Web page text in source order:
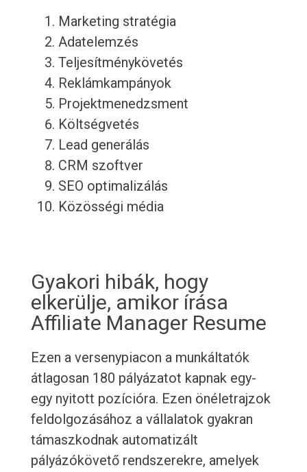
Marketing stratégia
Adatelemzés
Teljesítménykövetés
Reklámkampányok
Projektmenedzsment
Költségvetés
Lead generálás
CRM szoftver
SEO optimalizálás
Közösségi média
Gyakori hibák, hogy
elkerülje, amikor írása
Affiliate Manager Resume
Ezen a versenypiacon a munkáltatók
átlagosan 180 pályázatot kapnak egy-
egy nyitott pozícióra. Ezen önéletrajzok
feldolgozásához a vállalatok gyakran
támaszkodnak automatizált
pályázókövető rendszerekre, amelyek